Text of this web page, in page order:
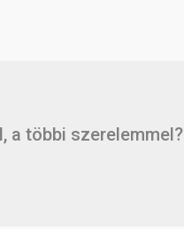
a többi szerelemmel?